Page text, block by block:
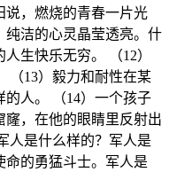
说，燃烧的青春一片光
纯洁的心灵晶莹透亮。什
生快乐无穷。 （12）
（13）毅力和耐性在某
人。 （14）一个孩子
窿，在他的眼睛里反射出
人是什么样的？军人是
的勇猛斗士。军人是